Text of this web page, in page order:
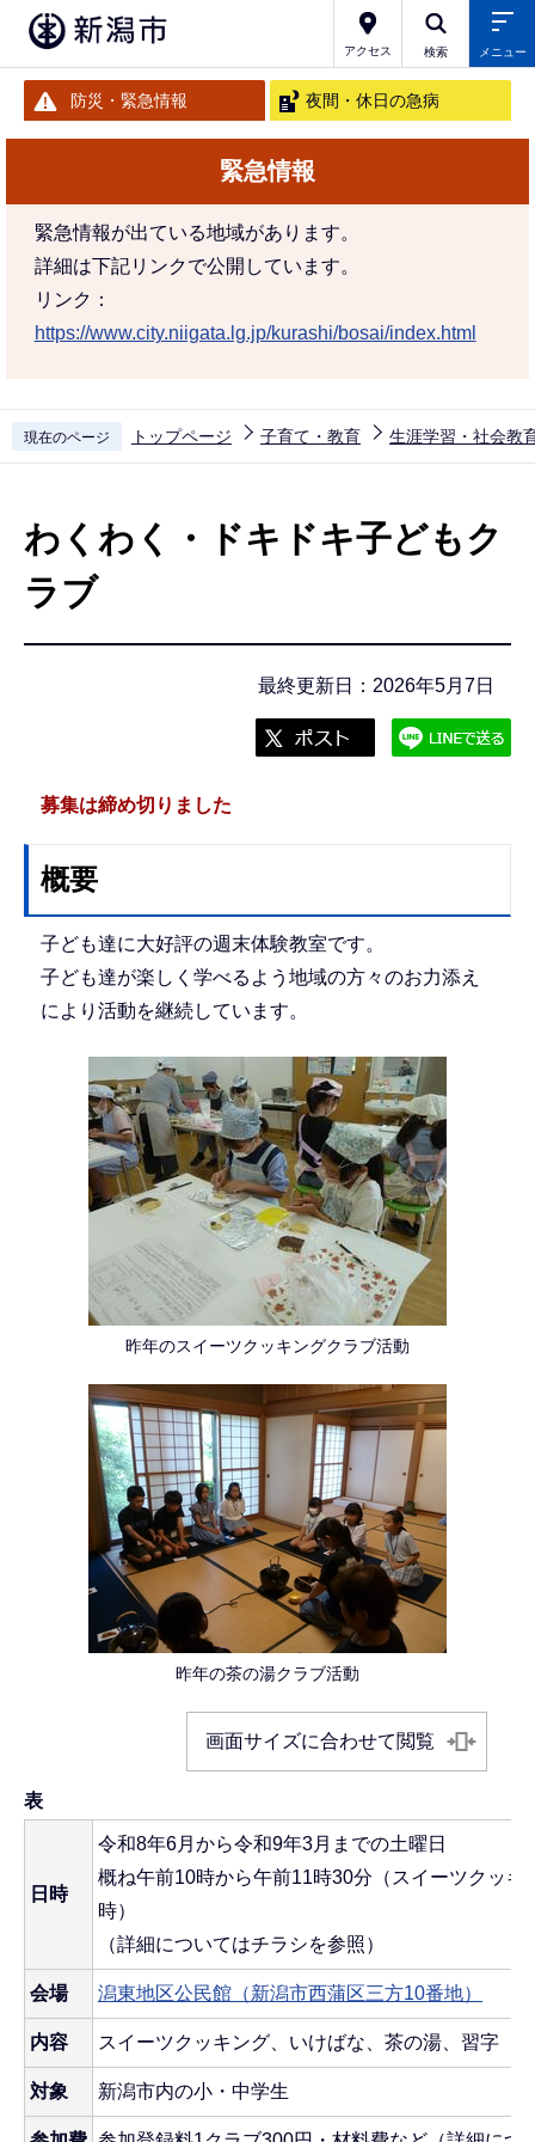
アクセス 検索 メニュー
防災・緊急情報 夜間・休日の急病
緊急情報
緊急情報が出ている地域があります。
詳細は下記リンクで公開しています。
リンク：
https://www.city.niigata.lg.jp/kurashi/bosai/index.html
現在のページ トップページ 子育て・教育 生涯学習・社会教
わくわく・ドキドキ子どもク
ラブ
最終更新日：2026年5月7日
募集は締め切りました
概要
子ども達に大好評の週末体験教室です。
子ども達が楽しく学べるよう地域の方々のお力添え
により活動を継続しています。
昨年のスイーツクッキングクラブ活動
昨年の茶の湯クラブ活動
画面サイズに合わせて閲覧
表
日時
令和8年6月から令和9年3月までの土曜日
概ね午前10時から午前11時30分（スイーツクッキ
時）
（詳細についてはチラシを参照）
会場 潟東地区公民館（新潟市西蒲区三方10番地）
内容 スイーツクッキング、いけばな、茶の湯、習字（
対象 新潟市内の小・中学生